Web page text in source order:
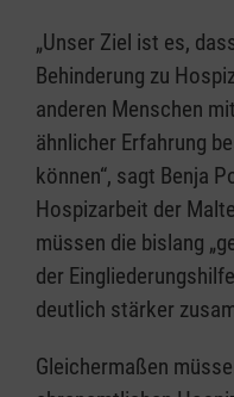
„Unser Ziel ist es,
Behinderung zu
anderen Menschen
ähnlicher Erfahrung
können“, sagt Benja
Hospizarbeit der
müssen die bislang
der
deutlich stärker
Gleichermaßen